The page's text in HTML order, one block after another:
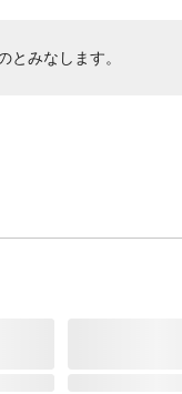
とみなします。